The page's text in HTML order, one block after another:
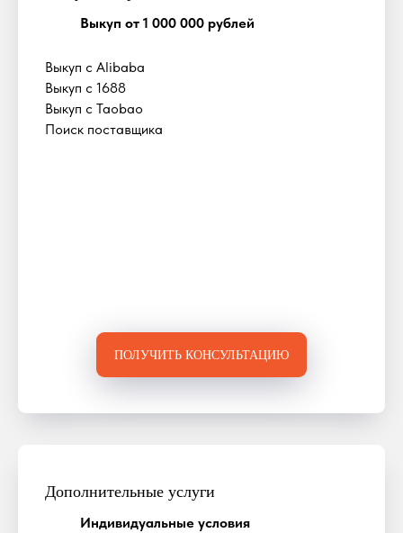
Выкуп от 1 000 000 рублей
Выкуп с Alibaba
Выкуп с 1688
Выкуп с Taobao
Поиск поставщика
ПОЛУЧИТЬ КОНСУЛЬТАЦИЮ
Дополнительные услуги
Индивидуальные условия